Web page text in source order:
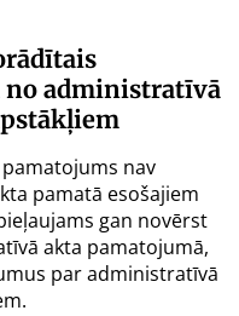
no administratīvā
nav
pamatā esošajiem
gan novērst
akta pamatojumā,
par administratīvā